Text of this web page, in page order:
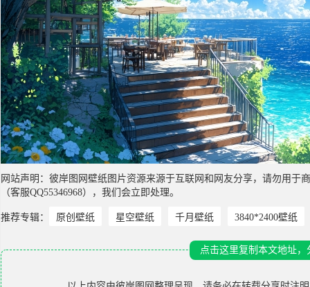
网站声明：彼岸图网壁纸图片资源来源于互联网和网友分享，请勿用
（客服QQ55346968），我们会立即处理。
推荐专辑： 原创壁纸 星空壁纸 千月壁纸 3840*2400壁纸
点击这里复制本文地址